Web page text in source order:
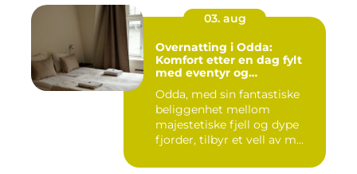
03. aug
Overnatting i Odda:
Komfort etter en dag fylt
med eventyr og
Odda, med sin fantastiske
beliggenhet mellom
majestetiske fjell og dype
fjorder, tilbyr et vell av m...